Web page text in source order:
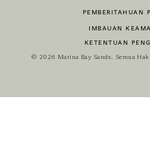
PEMBERITAHUAN
IMBAUAN
KETENTUAN
© 2026 Marina Bay Sands. Semua